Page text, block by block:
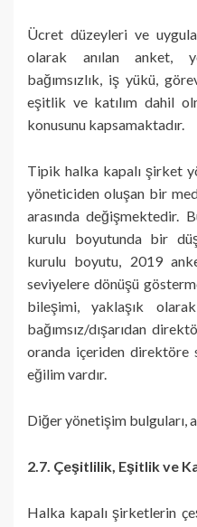
Ücret düzeyleri ve
olarak anılan anket,
bağımsızlık, iş yükü,
eşitlik ve katılım dahil
konusunu kapsamaktadır.
Tipik halka kapalı şirket
yöneticiden oluşan bir
arasında değişmektedir.
kurulu boyutunda bir
kurulu boyutu, 2019
seviyelere dönüşü
bileşimi, yaklaşık
bağımsız/dışarıdan
oranda içeriden direktöre
eğilim vardır.
Diğer yönetişim bulguları,
2.7. Çeşitlilik, Eşitlik ve
Halka kapalı şirketlerin